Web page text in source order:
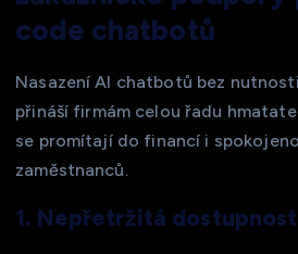
code chatbotů
Nasazení AI chatbotů bez
přináší firmám celou řadu
se promítají do financí i
zaměstnanců.
1. Nepřetržitá